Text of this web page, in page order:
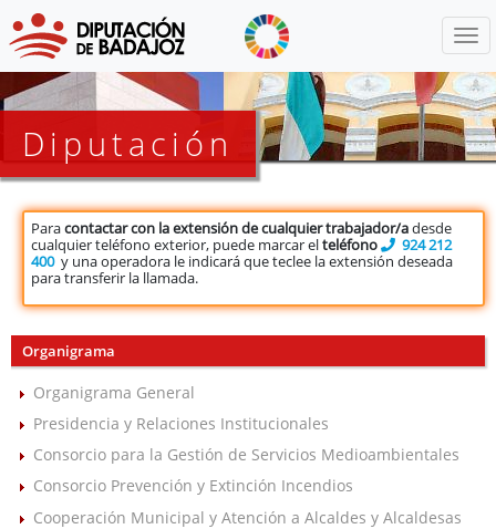
Diputación
Paracontactar con la extensión de cualquier trabajador/adesde
cualquier teléfono exterior, puede marcar elteléfono
924 212
400y una operadora le indicará que teclee la extensión deseada
para transferir la llamada.
Organigrama
Organigrama General
Presidencia y Relaciones Institucionales
Consorcio para la Gestión de Servicios Medioambientales
Consorcio Prevención y Extinción Incendios
Cooperación Municipal y Atención a Alcaldes y Alcaldesas